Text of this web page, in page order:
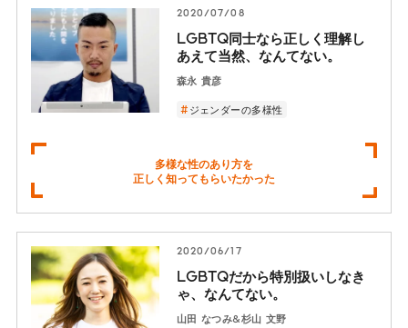
2020/07/08
LGBTQ同士なら正しく理解し
あえて当然、なんてない。
森永 貴彦
ジェンダーの多様性
多様な性のあり方を
正しく知ってもらいたかった
2020/06/17
LGBTQだから特別扱いしなき
ゃ、なんてない。
山田 なつみ&杉山 文野